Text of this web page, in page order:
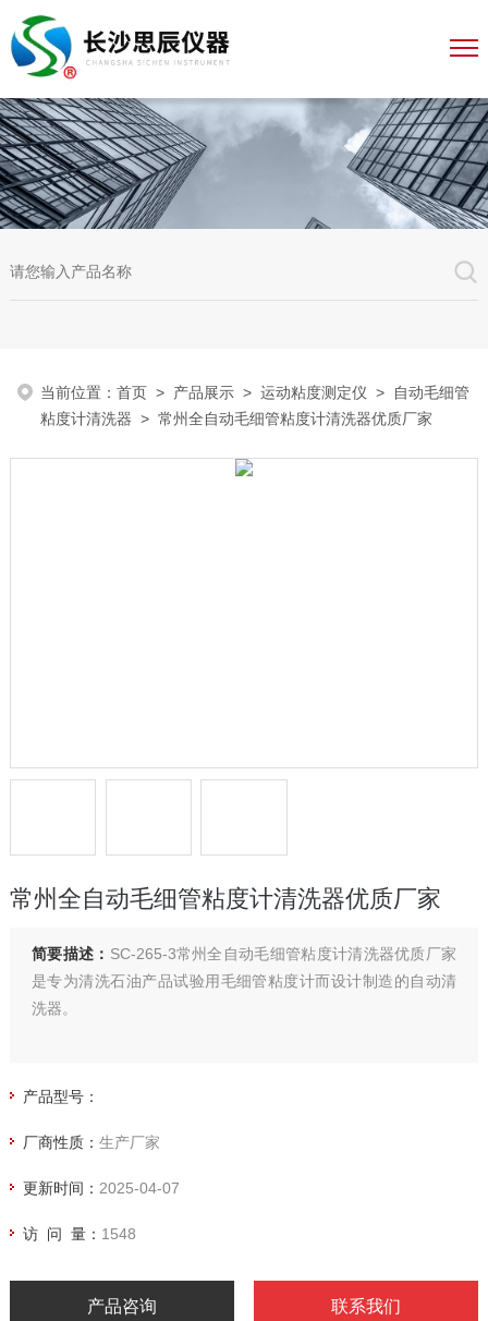
当前位置：首页 > 产品展示 >运动粘度测定仪 > 自动毛细管
粘度计清洗器 > 常州全自动毛细管粘度计清洗器优质厂家
常州全自动毛细管粘度计清洗器优质厂家
简要描述： SC-265-3常州全自动毛细管粘度计清洗器优质厂家
是专为清洗石油产品试验用毛细管粘度计而设计制造的自动清
洗器。
产品型号：
厂商性质： 生产厂家
更新时间： 2025-04-07
访 问 量： 1548
产品咨询 联系我们